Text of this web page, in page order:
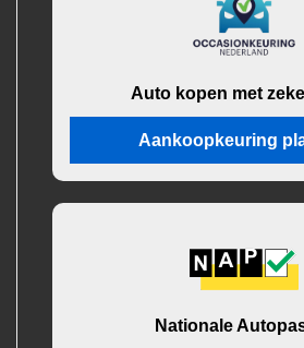
Auto kopen met
Aankoopkeuring
Nationale